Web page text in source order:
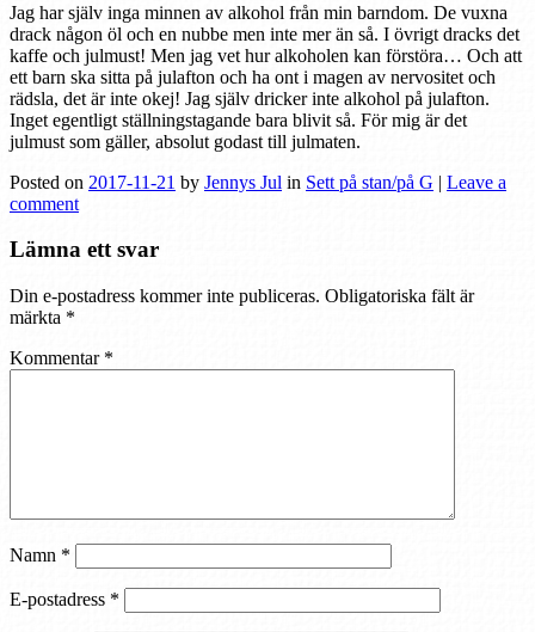
Jag har själv inga minnen av alkohol från min barndom. De vuxna
drack någon öl och en nubbe men inte mer än så. I övrigt dracks det
kaffe och julmust! Men jag vet hur alkoholen kan förstöra… Och att
ett barn ska sitta på julafton och ha ont i magen av nervositet och
rädsla, det är inte okej! Jag själv dricker inte alkohol på julafton.
Inget egentligt ställningstagande bara blivit så. För mig är det
julmust som gäller, absolut godast till julmaten.
Posted on 2017-11-21 by Jennys Jul in Sett på stan/på G | Leave a
comment
Lämna ett svar
Din e-postadress kommer inte publiceras. Obligatoriska fält är
märkta *
Kommentar *
Namn *
E-postadress *